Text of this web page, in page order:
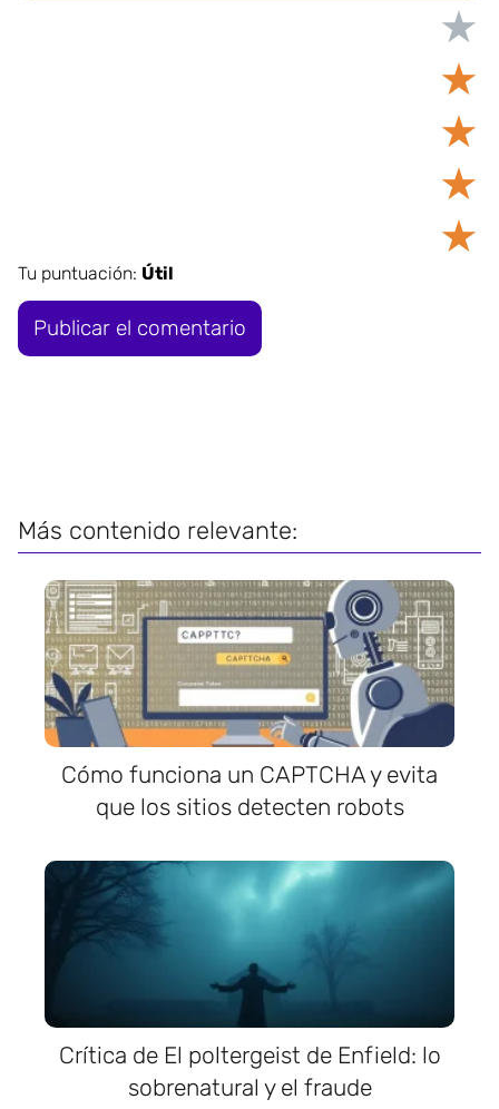
★
★
★
★
★
Tu puntuación: Útil
Más contenido relevante:
Cómo funciona un CAPTCHA y evita
que los sitios detecten robots
Crítica de El poltergeist de Enfield: lo
sobrenatural y el fraude